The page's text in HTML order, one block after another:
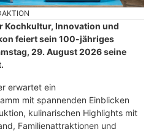
Kochkultur, Innovation und
feiert sein 100-jähriges
29. August 2026 seine
erwartet ein
mit spannenden Einblicken
kulinarischen Highlights mit
Familienattraktionen und